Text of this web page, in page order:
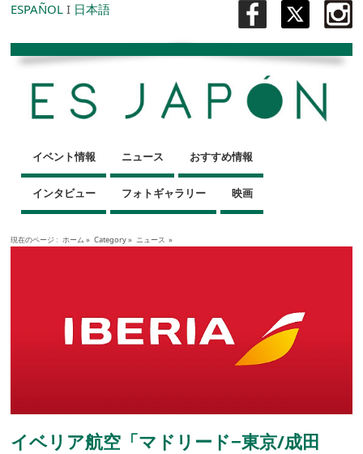
ESPAÑOL I 日本語
イベント情報 ニュース おすすめ情報
インタビュー フォトギャラリー 映画
現在のページ : ホーム » Category » ニュース »
イベリア航空「マドリード−東京/成田